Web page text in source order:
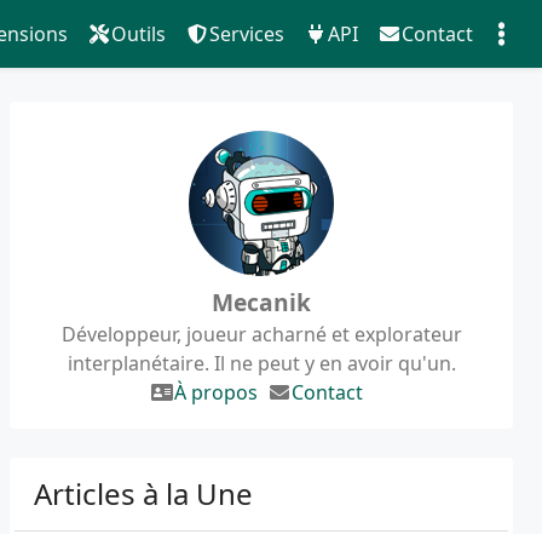
Outils Services API Contact
Mecanik
Développeur, joueur acharné et explorateur
interplanétaire. Il ne peut y en avoir qu'un.
À propos
Contact
Articles à la Une